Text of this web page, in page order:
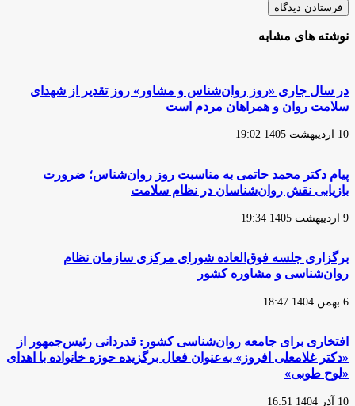
نوشته های مشابه
در سال جاری «روز روان‌شناس و مشاور» روز تقدیر از شهدای
سلامت روان و همراهان مردم است
10 اردیبهشت 1405 19:02
پیام دکتر محمد حاتمی به مناسبت روز روان‌شناس؛ ضرورت
بازیابی نقش روان‌شناسان در نظام سلامت
9 اردیبهشت 1405 19:34
برگزاری جلسه فوق‌العاده شورای مرکزی سازمان نظام
روان‌شناسی و مشاوره کشور
6 بهمن 1404 18:47
افتخاری برای جامعه روان‌شناسی کشور: قدردانی رئیس‌جمهور از
«دکتر غلامعلی افروز» به‌عنوان فعال برگزیده حوزه خانواده با اهدای
«لوح طوبی»
10 آذر 1404 16:51